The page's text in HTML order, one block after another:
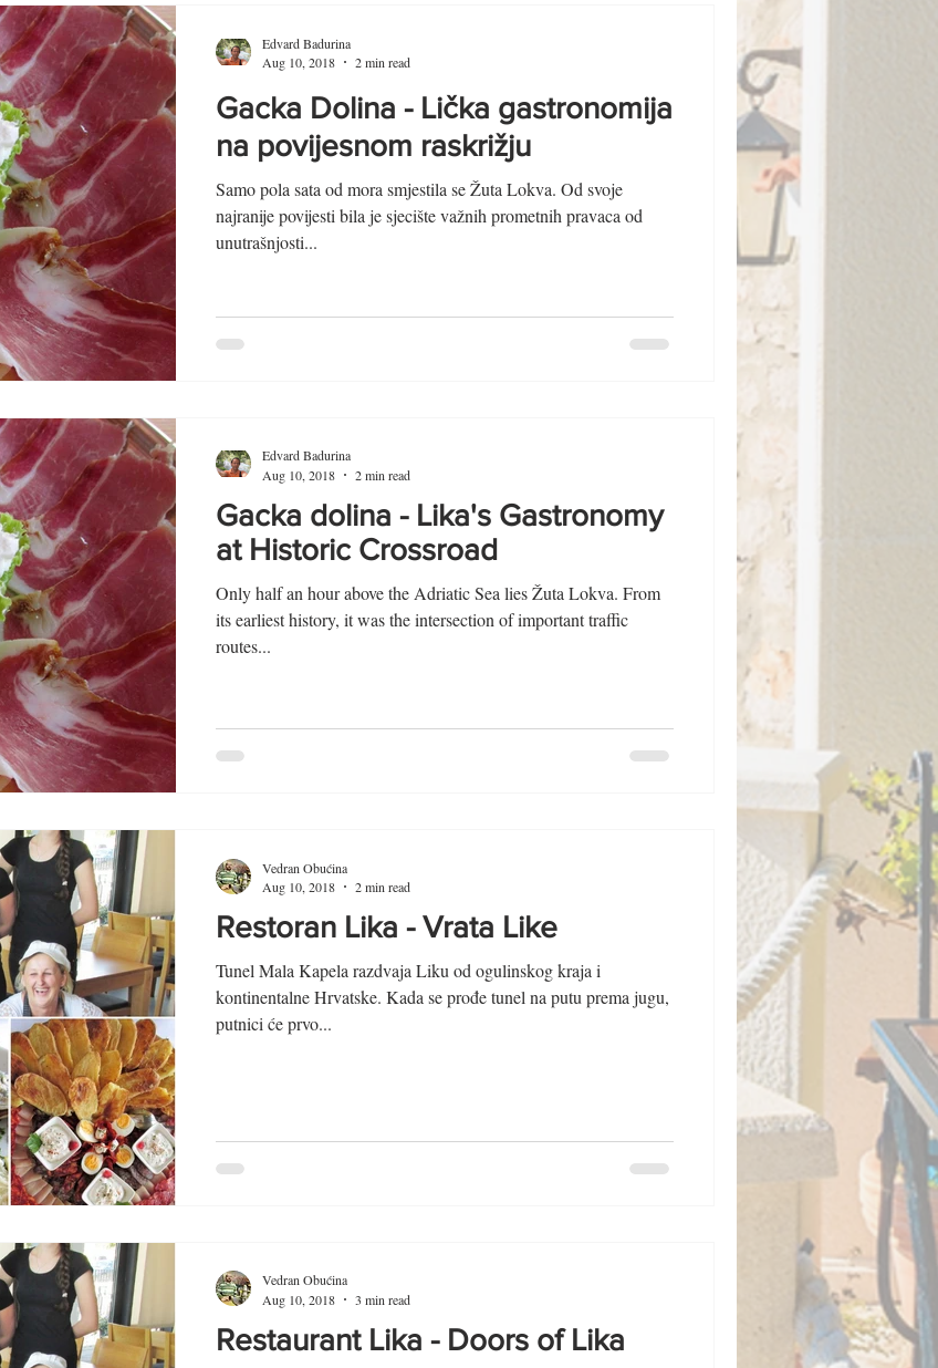
Gacka Dolina - Lička gastronomija
na povijesnom raskrižju
Samo pola sata od mora smjestila se Žuta Lokva. Od svoje
najranije povijesti bila je sjecište važnih prometnih pravaca od
unutrašnjosti...
Edvard Badurina
Aug 10, 2018
2 min read
Gacka dolina - Lika's Gastronomy
at Historic Crossroad
Only half an hour above the Adriatic Sea lies Žuta Lokva. From
its earliest history, it was the intersection of important traffic
routes...
Edvard Badurina
Aug 10, 2018
2 min read
Restoran Lika - Vrata Like
Tunel Mala Kapela razdvaja Liku od ogulinskog kraja i
kontinentalne Hrvatske. Kada se prođe tunel na putu prema jugu,
putnici će prvo...
Vedran Obućina
Aug 10, 2018
2 min read
Restaurant Lika - Doors of Lika
Vedran Obućina
Aug 10, 2018
3 min read